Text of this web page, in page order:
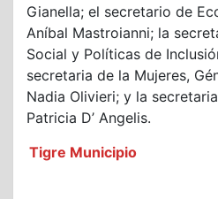
Gianella; el secretario de
Aníbal Mastroianni; la
Social y Políticas de
secretaria de la Mujeres,
Nadia Olivieri; y la
Patricia D’ Angelis.
Tigre Municipio